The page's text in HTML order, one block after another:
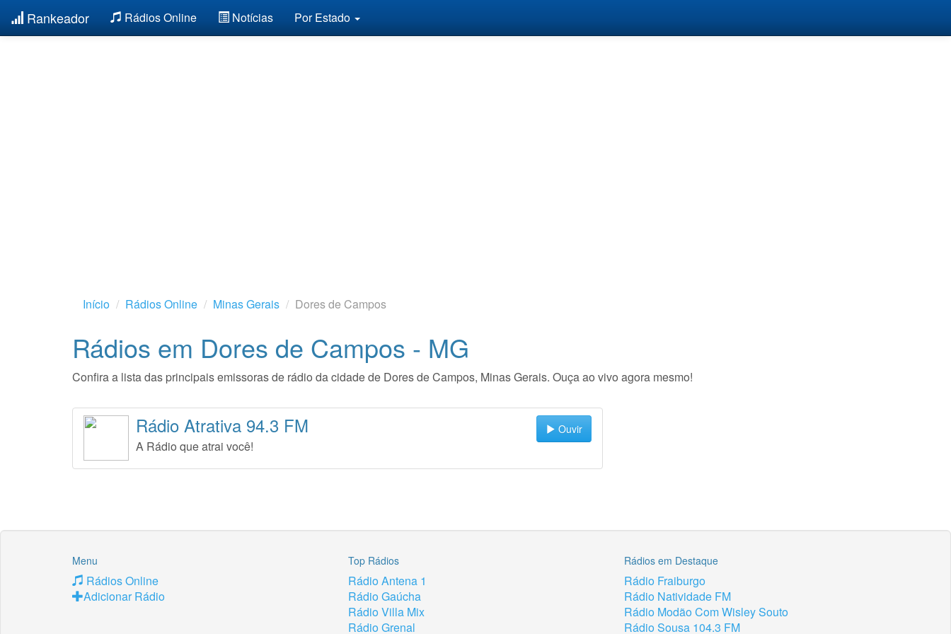
Rankeador Rádios Online Notícias Por Estado
Início Rádios Online Minas Gerais Dores de Campos
Rádios em Dores de Campos - MG
Confira a lista das principais emissoras de rádio da cidade de Dores de Campos, Minas Gerais. Ouça ao vivo agora mesmo!
Ouvir
Rádio Atrativa 94.3 FM
A Rádio que atrai você!
Menu
Rádios Online
Adicionar Rádio
Top Rádios
Rádio Antena 1
Rádio Gaúcha
Rádio Villa Mix
Rádio Grenal
Rádios em Destaque
Rádio Fraiburgo
Rádio Natividade FM
Rádio Modão Com Wisley Souto
Rádio Sousa 104.3 FM